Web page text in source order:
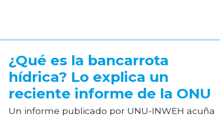
¿Qué es la bancarrota
hídrica? Lo explica un
reciente informe de la ONU
Un informe publicado por UNU-INWEH acuña